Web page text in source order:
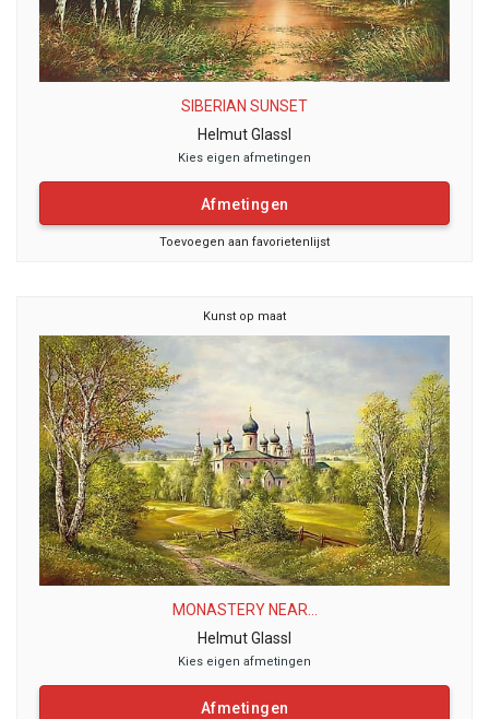
SIBERIAN SUNSET
Helmut Glassl
Kies eigen afmetingen
Afmetingen
Toevoegen aan favorietenlijst
Kunst op maat
MONASTERY NEAR...
Helmut Glassl
Kies eigen afmetingen
Afmetingen